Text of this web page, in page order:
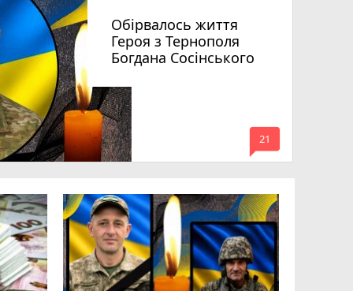
Обірвалось життя
Героя з Тернополя
Богдана Сосінського
mode_comment
21